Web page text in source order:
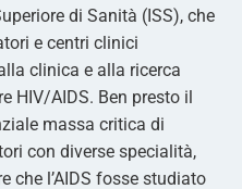
di Sanità (ISS), che
e centri clinici
clinica e alla ricerca
HIV/AIDS. Ben presto il
massa critica di
con diverse specialità,
che l’AIDS fosse studiato